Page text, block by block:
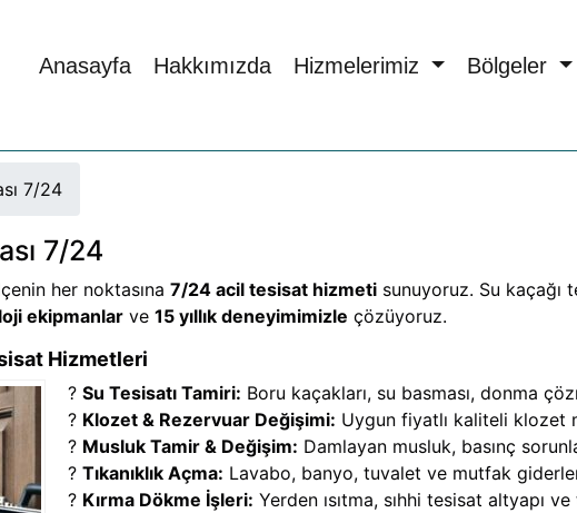
Anasayfa Hakkımızda Hizmelerimiz Bölgeler
7/24
7/24
her noktasına 7/24 acil tesisat hizmeti sunuyoruz. Su kaçağı
ekipmanlar ve 15 yıllık deneyimimizle çözüyoruz.
Hizmetleri
? Su Tesisatı Tamiri: Boru kaçakları, su basması, donma
? Klozet & Rezervuar Değişimi: Uygun fiyatlı kaliteli klozet
? Musluk Tamir & Değişim: Damlayan musluk, basınç
? Tıkanıklık Açma: Lavabo, banyo, tuvalet ve mutfak
? Kırma Dökme İşleri: Yerden ısıtma, sıhhi tesisat altyapı